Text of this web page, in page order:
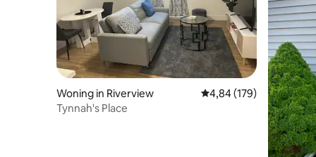
Woning in Riverview Gemiddelde
4,84 (179)
Tynnah's Place